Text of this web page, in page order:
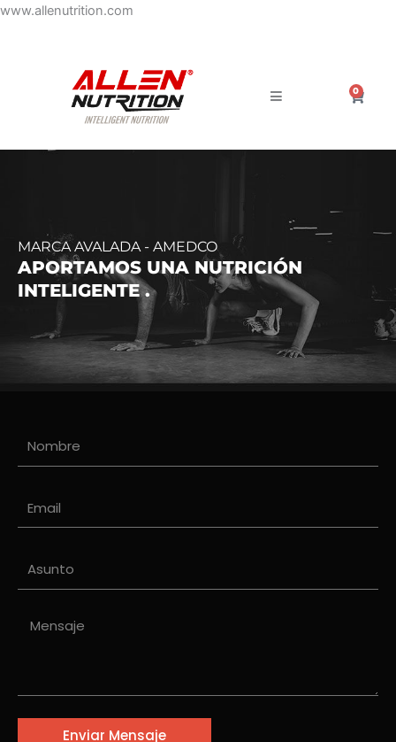
www.allenutrition.com
0
MARCA AVALADA - AMEDCO
APORTAMOS UNA NUTRICIÓN
INTELIGENTE .
Nombre
Mensaje
Enviar Mensaje